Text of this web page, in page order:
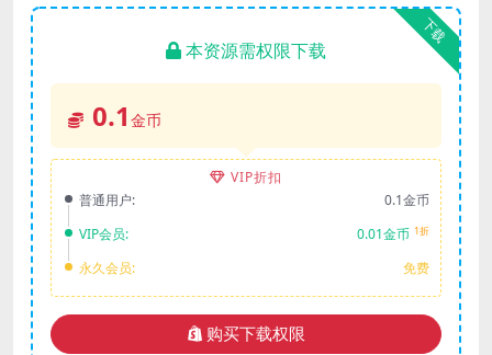
下载
本资源需权限下载
0.1 金币
VIP折扣
普通用户:
0.1金币
VIP会员:
0.01金币 1折
永久会员: 免费
购买下载权限